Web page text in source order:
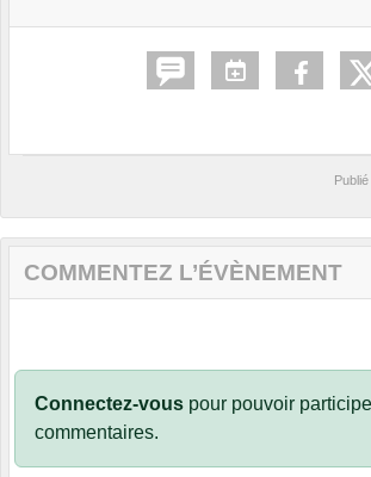
Publié
COMMENTEZ L’ÉVÈNEMENT
Connectez-vous pour pouvoir
commentaires.